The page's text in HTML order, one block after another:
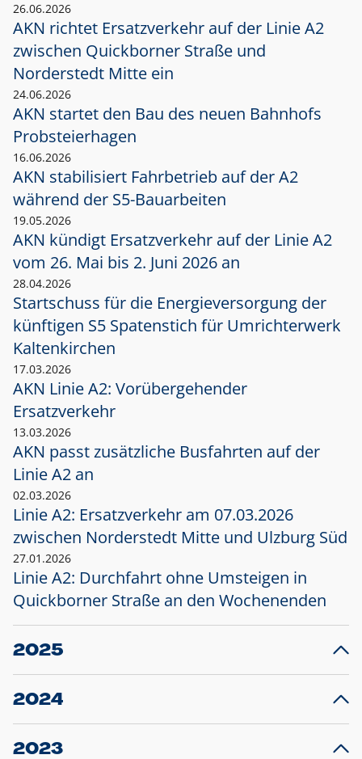
26.06.2026
AKN richtet Ersatzverkehr auf der Linie A2
zwischen Quickborner Straße und
Norderstedt Mitte ein
24.06.2026
AKN startet den Bau des neuen Bahnhofs
Probsteierhagen
16.06.2026
AKN stabilisiert Fahrbetrieb auf der A2
während der S5-Bauarbeiten
19.05.2026
AKN kündigt Ersatzverkehr auf der Linie A2
vom 26. Mai bis 2. Juni 2026 an
28.04.2026
Startschuss für die Energieversorgung der
künftigen S5 Spatenstich für Umrichterwerk
Kaltenkirchen
17.03.2026
AKN Linie A2: Vorübergehender
Ersatzverkehr
13.03.2026
AKN passt zusätzliche Busfahrten auf der
Linie A2 an
02.03.2026
Linie A2: Ersatzverkehr am 07.03.2026
zwischen Norderstedt Mitte und Ulzburg Süd
27.01.2026
Linie A2: Durchfahrt ohne Umsteigen in
Quickborner Straße an den Wochenenden
2025
23.12.2025
Projekt S5: Start der Bauarbeiten am
2024
10.12.2024
Großprojekt S5: Sperrung der Bahnstraße in
2023